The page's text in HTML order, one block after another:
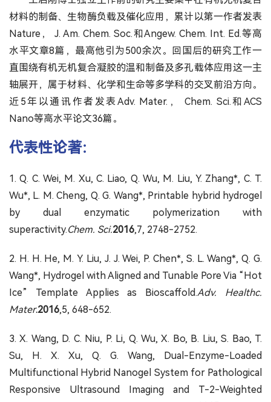
材料的制备、生物酶负载及催化应用，累计以第一作者发表
Nature， J. Am. Chem. Soc.和Angew. Chem. Int. Ed.等高
水平文章8篇，最高他引为500余次。回国后的研究工作一
直围绕有机无机复合凝胶的温和制备及多孔载体应用这一主
轴展开，属于材料、化学和生命等多学科的交叉前沿方向。
近5年以通讯作者发表Adv. Mater.， Chem. Sci.和ACS
Nano等高水平论文36篇。
代表性论著：
1. Q. C. Wei, M. Xu, C. Liao, Q. Wu, M. Liu, Y. Zhang*, C. T.
Wu*, L. M. Cheng, Q. G. Wang*, Printable hybrid hydrogel
by dual enzymatic polymerization with
superactivity.Chem. Sci.2016,7, 2748-2752.
2. H. H. He, M. Y. Liu, J. J. Wei, P. Chen*, S. L. Wang*, Q. G.
Wang*, Hydrogel with Aligned and Tunable Pore Via “Hot
Ice” Template Applies as Bioscaffold.Adv. Healthc.
Mater.2016,5, 648-652.
3. X. Wang, D. C. Niu, P. Li, Q. Wu, X. Bo, B. Liu, S. Bao, T.
Su, H. X. Xu, Q. G. Wang, Dual-Enzyme-Loaded
Multifunctional Hybrid Nanogel System for Pathological
Responsive Ultrasound Imaging and T-2-Weighted